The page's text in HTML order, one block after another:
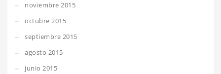
noviembre 2015
octubre 2015
septiembre 2015
agosto 2015
junio 2015